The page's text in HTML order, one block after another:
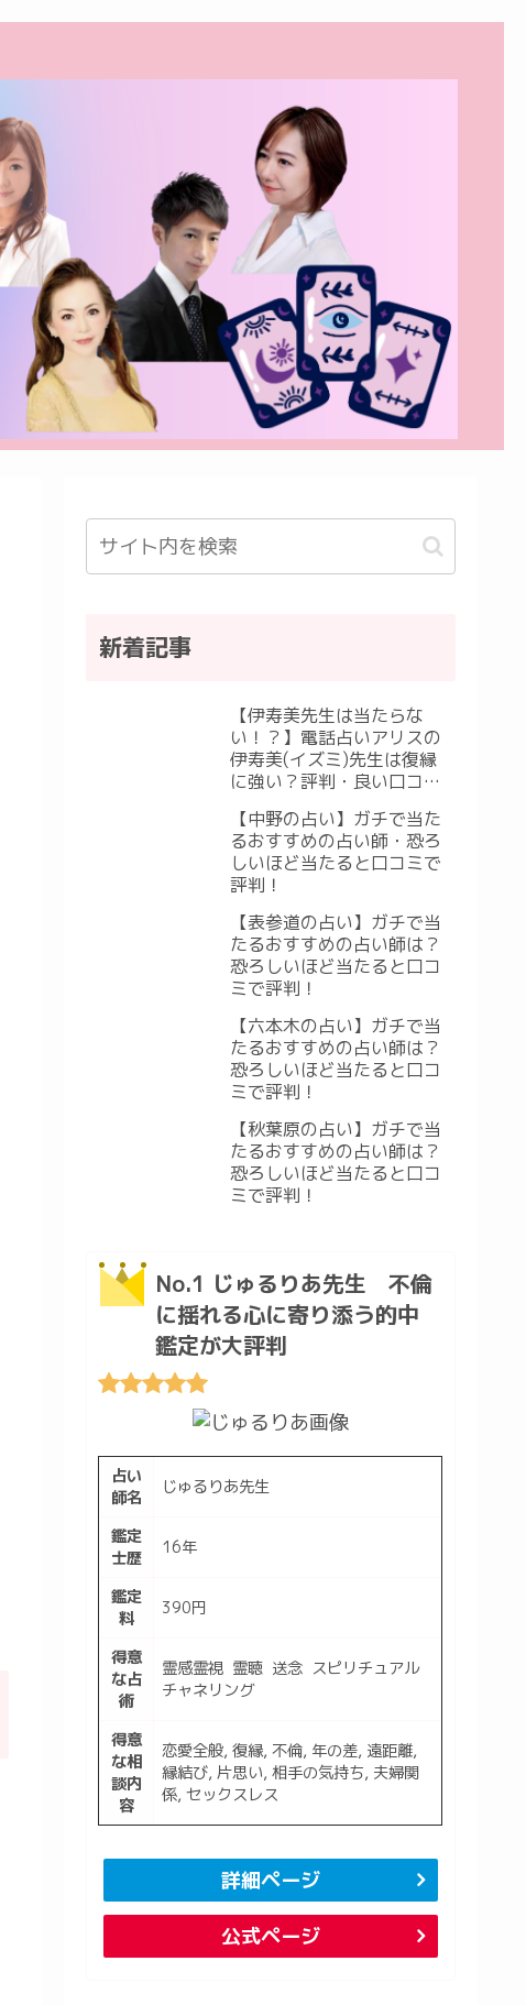
新着記事
【伊寿美先生は当たらな
い！？】電話占いアリスの
伊寿美(イズミ)先生は復縁
に強い？評判・良い口コ
【中野の占い】ガチで当た
るおすすめの占い師・恐ろ
しいほど当たると口コミで
評判！
【表参道の占い】ガチで当
たるおすすめの占い師は？
恐ろしいほど当たると口コ
ミで評判！
【六本木の占い】ガチで当
たるおすすめの占い師は？
恐ろしいほど当たると口コ
ミで評判！
【秋葉原の占い】ガチで当
たるおすすめの占い師は？
恐ろしいほど当たると口コ
ミで評判！
No.1 じゅるりあ先生 不倫
に揺れる心に寄り添う的中
鑑定が大評判
占い
師名
じゅるりあ先生
鑑定
士歴
16年
鑑定
料
390円
得意
な占
術
霊感霊視 霊聴 送念 スピリチュアル
チャネリング
得意
な相
談内
容
恋愛全般, 復縁, 不倫, 年の差, 遠距離,
縁結び, 片思い, 相手の気持ち, 夫婦関
係, セックスレス
詳細ページ
公式ページ